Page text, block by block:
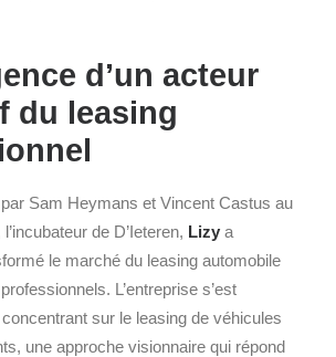
d’un acteur
du leasing
Sam Heymans et Vincent Castus au
de D’Ieteren, Lizy a
le marché du leasing automobile
L’entreprise s’est
sur le leasing de véhicules
une approche visionnaire qui répond